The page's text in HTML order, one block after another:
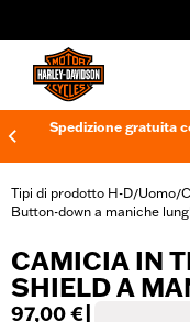
Spedizione gratuita
Tipi di prodotto H-D/Uomo/
Button-down a maniche
CAMICIA IN
SHIELD A
97,00 €